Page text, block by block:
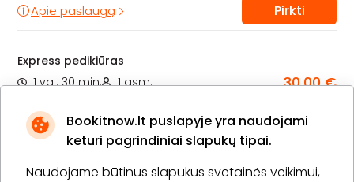
Bookitnow.lt puslapyje yra naudojami
keturi pagrindiniai slapukų tipai.
Naudojame būtinus slapukus svetainės veikimui,
Apie paslaugą Pirkti
Express pedikiūras
1 val. 30 min.
1 asm. 30,00 €
Apie paslaugą Pirkti